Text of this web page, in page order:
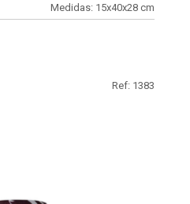
Medidas: 15x40x28 cm
Ref: 1383